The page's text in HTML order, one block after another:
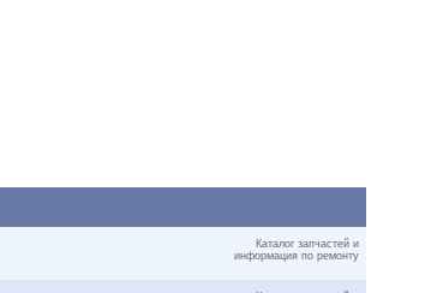
Каталог запчастей и
информация по ремонту